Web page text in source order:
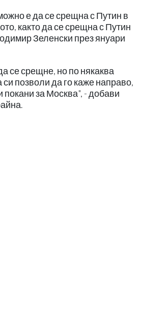
е да се срещна с Путин в
както да се срещна с Путин
Зеленски през януари
се срещне, но по някаква
позволи да го каже направо,
покани за Москва", - добави